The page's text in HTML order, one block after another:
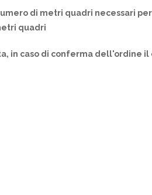
di metri quadri necessari
quadri
in caso di conferma dell'ordine il